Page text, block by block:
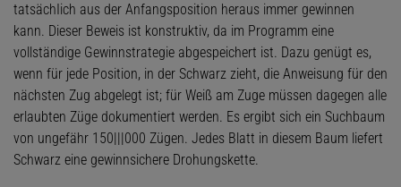
tatsächIich aus der Anfangsposition heraus immer gewinnen
kann. Dieser Beweis ist konstruktiv, da im Programm eine
vollständige Gewinnstrategie abgespeichert ist. Dazu genügt es,
wenn für jede Position, in der Schwarz zieht, die Anweisung für den
nächsten Zug abgelegt ist; für Weiß am Zuge müssen dagegen alle
erlaubten Züge dokumentiert werden. Es ergibt sich ein Suchbaum
von ungefähr 150|||000 Zügen. Jedes Blatt in diesem Baum liefert
Schwarz eine gewinnsichere Drohungskette.